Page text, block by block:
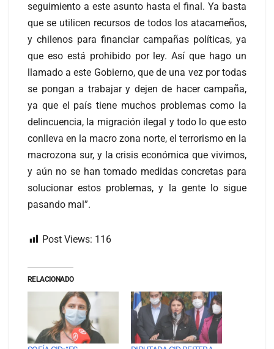
seguimiento a este asunto hasta el final. Ya basta
que se utilicen recursos de todos los atacameños,
y chilenos para financiar campañas políticas, ya
que eso está prohibido por ley. Así que hago un
llamado a este Gobierno, que de una vez por todas
se pongan a trabajar y dejen de hacer campaña,
ya que el país tiene muchos problemas como la
delincuencia, la migración ilegal y todo lo que esto
conlleva en la macro zona norte, el terrorismo en la
macrozona sur, y la crisis económica que vivimos,
y aún no se han tomado medidas concretas para
solucionar estos problemas, y la gente lo sigue
pasando mal”.
Post Views: 116
RELACIONADO